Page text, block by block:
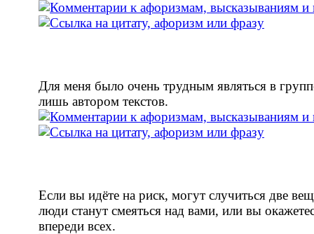
Для меня было очень трудным являться в
лишь автором текстов.
Если вы идёте на риск, могут случиться две
люди станут смеяться над вами, или вы
впереди всех.